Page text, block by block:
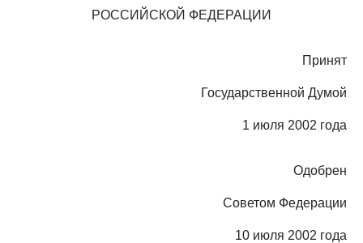
РОССИЙСКОЙ ФЕДЕРАЦИИ
Принят
Государственной Думой
1 июля 2002 года
Одобрен
Советом Федерации
10 июля 2002 года